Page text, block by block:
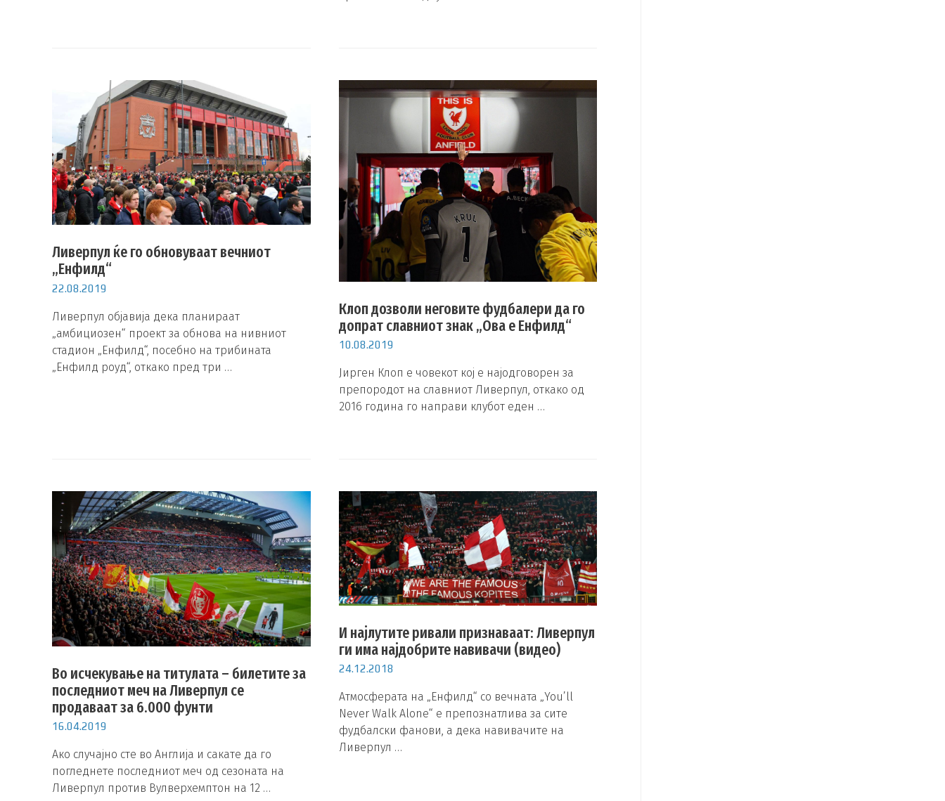
Ливерпул ќе го обновуваат вечниот
„Енфилд“
22.08.2019
Ливерпул објавија дека планираат
„амбициозен“ проект за обнова на нивниот
стадион „Енфилд“, посебно на трибината
„Енфилд роуд“, откако пред три …
Клоп дозволи неговите фудбалери да го
допрат славниот знак „Ова е Енфилд“
10.08.2019
Јирген Клоп е човекот кој е најодговорен за
препородот на славниот Ливерпул, откако од
2016 година го направи клубот еден …
Во исчекување на титулата – билетите за
последниот меч на Ливерпул се
продаваат за 6.000 фунти
16.04.2019
Ако случајно сте во Англија и сакате да го
погледнете последниот меч од сезоната на
Ливерпул против Вулверхемптон на 12 …
И најлутите ривали признаваат: Ливерпул
ги има најдобрите навивачи (видео)
24.12.2018
Атмосферата на „Енфилд“ со вечната „You’ll
Never Walk Alone“ е препознатлива за сите
фудбалски фанови, а дека навивачите на
Ливерпул …